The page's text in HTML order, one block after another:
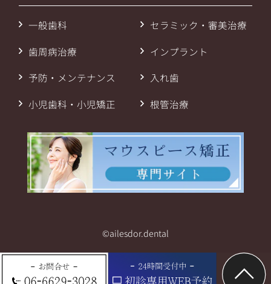
一般歯科
歯周病治療
予防・メンテナンス
小児歯科・小児矯正
セラミック・審美治療
インプラント
入れ歯
根管治療
©ailesdor.dental